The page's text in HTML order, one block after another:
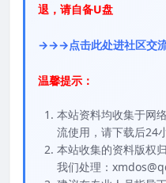
退，请自备U盘
→→→点击此处进社区
温馨提示：
本站资料均收集于网
流使用，请下载后24
本站收集的资料版权
我们处理：